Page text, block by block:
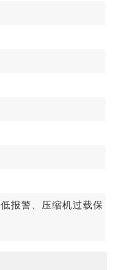
报警、压缩机过载保